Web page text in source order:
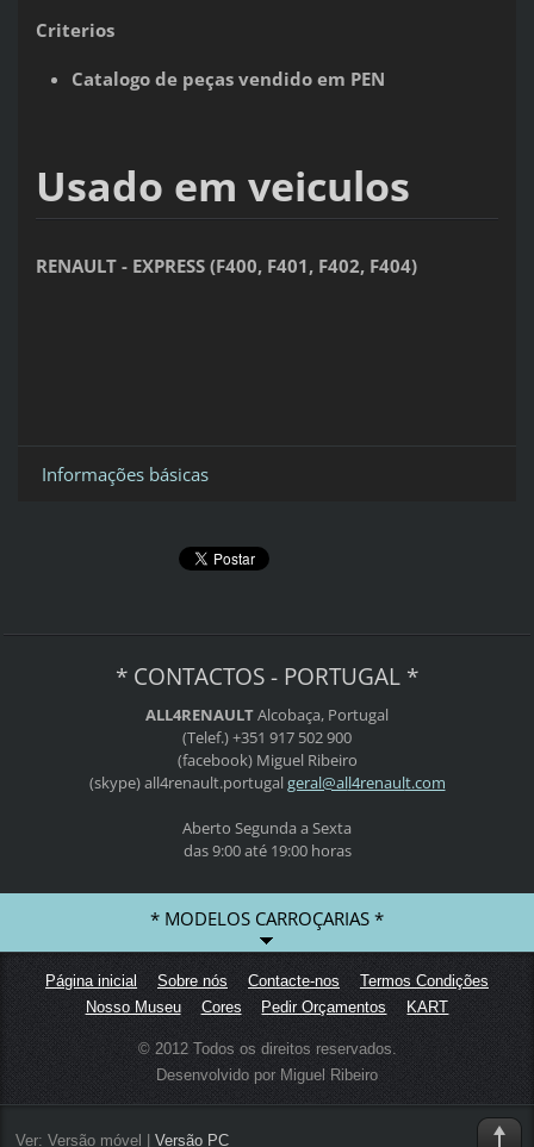
Criterios
Catalogo de peças vendido em PEN
Usado em veiculos
RENAULT - EXPRESS (F400, F401, F402, F404)
Informações básicas
* CONTACTOS - PORTUGAL *
ALL4RENAULTAlcobaça, Portugal
(Telef.) +351 917 502 900
(facebook) Miguel Ribeiro
(skype) all4renault.portugal geral@all4renault.com
Aberto Segunda a Sexta
das 9:00 até 19:00 horas
* MODELOS CARROÇARIAS *
Página inicial Sobre nós Contacte-nos
Termos Condições
Nosso Museu
Cores Pedir Orçamentos KART
© 2012 Todos os direitos reservados.
Desenvolvido por Miguel Ribeiro
Ver: Versão móvel Versão PC